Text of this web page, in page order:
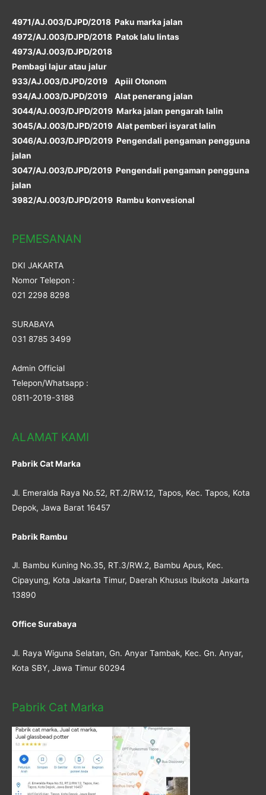
4971/AJ.003/DJPD/2018 Paku marka jalan
4972/AJ.003/DJPD/2018 Patok lalu lintas
4973/AJ.003/DJPD/2018
Pembagi lajur atau jalur
933/AJ.003/DJPD/2019 Apiil Otonom
934/AJ.003/DJPD/2019 Alat penerang jalan
3044/AJ.003/DJPD/2019 Marka jalan pengarah lalin
3045/AJ.003/DJPD/2019 Alat pemberi isyarat lalin
3046/AJ.003/DJPD/2019 Pengendali pengaman pengguna
jalan
3047/AJ.003/DJPD/2019 Pengendali pengaman pengguna
jalan
3982/AJ.003/DJPD/2019 Rambu konvesional
PEMESANAN
DKI JAKARTA
Nomor Telepon :
021 2298 8298
SURABAYA
031 8785 3499
Admin Official
Telepon/Whatsapp :
0811-2019-3188
ALAMAT KAMI
Pabrik Cat Marka
Jl. Emeralda Raya No.52, RT.2/RW.12, Tapos, Kec. Tapos, Kota
Depok, Jawa Barat 16457
Pabrik Rambu
Jl. Bambu Kuning No.35, RT.3/RW.2, Bambu Apus, Kec.
Cipayung, Kota Jakarta Timur, Daerah Khusus Ibukota Jakarta
13890
Office Surabaya
Jl. Raya Wiguna Selatan, Gn. Anyar Tambak, Kec. Gn. Anyar,
Kota SBY, Jawa Timur 60294
Pabrik Cat Marka